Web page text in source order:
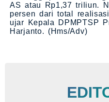
AS atau Rp1,37 triliun.
persen dari total
ujar Kepala DPMPTSP
Harjanto. (Hms/Adv)